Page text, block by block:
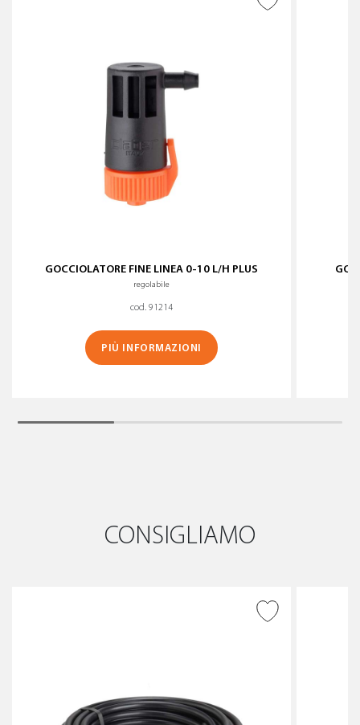
GOCCIOLATORE FINE LINEA 0-10 L/H PLUS
regolabile
cod. 91214
PIÙ INFORMAZIONI
CONSIGLIAMO